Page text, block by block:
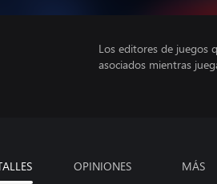
Los editores de juegos
asociados mientras
OPINIONES MÁS